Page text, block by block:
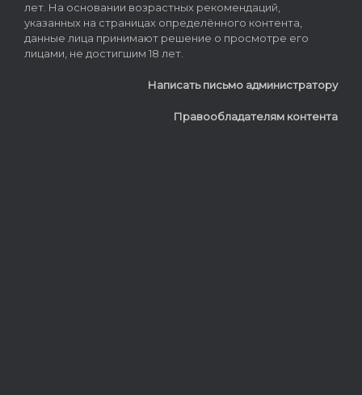
лет. На основании возрастных рекомендаций,
указанных на страницах определённого контента,
данные лица принимают решение о просмотре его
лицами, не достигшим 18 лет.
Написать письмо администратору
Правообладателям контента